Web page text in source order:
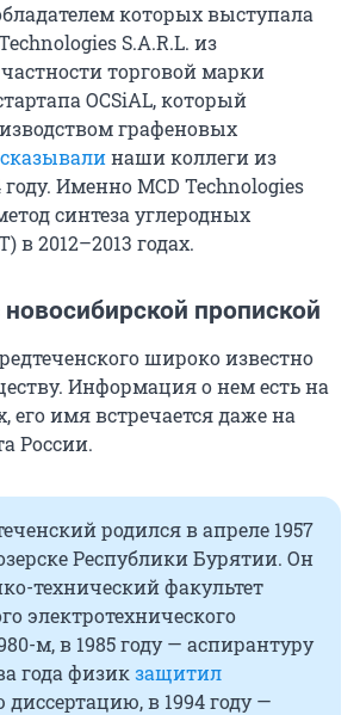
которых выступала
S.A.R.L. из
торговой марки
OCSiAL, который
графеновых
наши коллеги из
году. Именно MCD Technologies
синтеза углеродных
в 2012–2013 годах.
новосибирской пропиской
широко известно
Информация о нем есть на
его имя встречается даже на
России.
родился в апреле 1957
Республики Бурятии. Он
технический факультет
электротехнического
м, в 1985 году — аспирантуру
года физикзащитил
в 1994 году —